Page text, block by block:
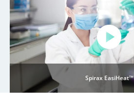
Spirax EasiHeat™